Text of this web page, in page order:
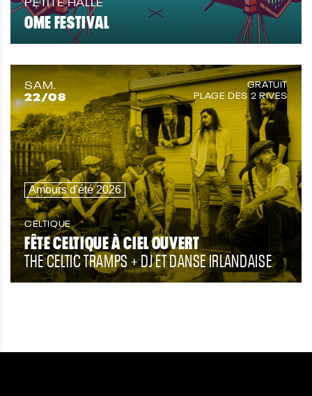
OME FESTIVAL
SAM.
22/08
GRATUIT
PLAGE DES 2 RIVES
Amours d'été 2026
CELTIQUE
FÊTE CELTIQUE À CIEL OUVERT
THE CELTIC TRAMPS + DJ ET DANSE IRLANDAISE